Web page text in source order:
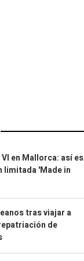
en Mallorca: así es
limitada 'Made in
tras viajar a
de